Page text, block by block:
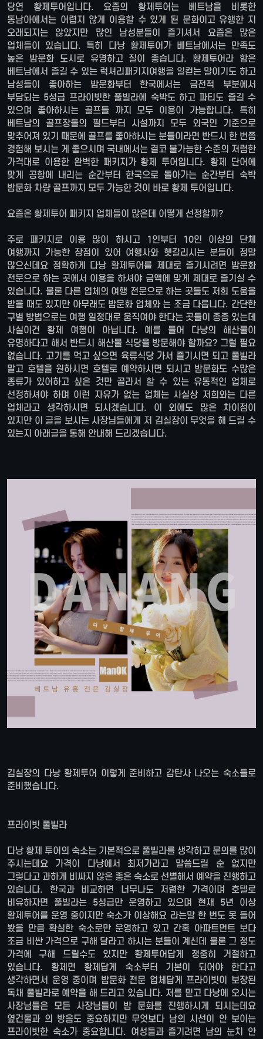
당연 황제투어입니다. 요즘의 황제투어는 베트남을 비롯한
동남아에서는 어렵지 않게 이용할 수 있게 된 문화이고 유행한 지
오래되지는 않았지만 많인 남성분들이 즐기셔서 요즘은 많은
업체들이 있습니다. 특히 다낭 황제투어가 베트남에서는 만족도
높은 밤문화 도시로 유명하고 질이 좋습니다. 황제투어라 함은
베트남에서 즐길 수 있는 럭셔리패키지여행을 일컫는 말이기도 하고
남성들이 좋아하는 밤문화부터 한국에서는 금전적 부분에서
부담되는 5성급 프라이빗한 풀빌라에 숙박도 하고 파티도 즐길 수
있으며 좋아하시는 골프들 까지 모두 이용이 가능합니다. 특히
베트남의 골프장들의 필드부터 시설까지 모두 외국인 기준으로
맞추어져 있기 때문에 골프를 좋아하시는 분들이라면 반드시 한 번쯤
경험해 보시는 게 좋으시며 국내에서는 결코 불가능한 수준의 저렴한
가격대로 이용한 완벽한 패키지가 황제 투어입니다. 황제 단어에
맞게 공항에 내리는 순간부터 한국으로 돌아가는 순간부터 숙박
밤문화 차량 골프까지 모두 가능한 것이 바로 황제 투어입니다.
요즘은 황제투어 패키지 업체들이 많은데 어떻게 선정할까?
주로 패키지로 이용 많이 하시고 1인부터 10인 이상의 단체
여행까지 가능한 장점이 있어 여행사와 헷갈리시는 분들이 정말
많으신데요 정확하게 다낭 황제투어를 제대로 즐기시려면 밤문화
전문으로 하는 곳에서 이용을 하셔야 금액에 맞게 제대로 즐기실 수
있습니다. 물론 다른 업체의 여행 전문으로 하는 곳들도 저희 도움을
받을 때도 있지만 아무래도 밤문화 업체와 는 조금 다릅니다. 간단한
구별 방법으로는 여행 일정대로 움직여야 한다는 곳들이 종종 있는데
사실이건 황제 여행이 아닙니다. 예를 들어 다낭의 해산물이
유명하다고 해서 반드시 해산물 식당을 방문해야 할까요? 그럴 필요
없습니다. 고기를 먹고 싶으면 육류식당 가서 즐기시면 되고 풀빌라
말고 호텔을 원하시면 호텔로 예약하시면 되시고 밤문화도 수많은
종류가 있어하고 싶은 것만 골라서 할 수 있는 유동적인 업체로
선정하셔야 하며 이런 자유가 없는 업체는 사실상 저희와는 다른
업체라고 생각하시면 되시겠습니다. 이 외에도 많은 차이점이
있지만 이 글을 보시는 사장님들에게 저 김실장이 무엇을 해 드릴 수
있는지 아래글을 통해 안내해 드리겠습니다.
김실장의 다낭 황제투어 이렇게 준비하고 감탄사 나오는 숙소들로
준비했습니다.
프라이빗 풀빌라
다낭 황제 투어의 숙소는 기본적으로 풀빌라를 생각하고 문의를 많이
주시는데요 가격이 다낭에서 최저가라고 말씀드릴 순 없지만
그렇다고 과하게 비싸지 않은 좋은 숙소로 선별해서 예약을 진행하고
있습니다. 한국과 비교하면 너무나도 저렴한 가격이며 호텔로
비유하자면 풀빌라는 5성급만 운영하고 있으며 현재 5년 이상
황제투어를 운영 중이지만 숙소가 이상해요 라는말 한 번도 못 들어
봤을 만큼 확실한 숙소로만 운영하고 있고 간혹 아파트먼트 보다
조금 비싼 가격으로 구해 달라고 하시는 분들이 계신데 물론 그 정도
가격에 구해 드릴수도 있지만 황제투어답게 정중히 거절하고
있습니다. 황제면 황제답게 숙소부터 기본이 되어야 한다고
생각하면서 운영 중이며 밤문화 전문 업체답게 프라이빗이 보장된
독채 풀빌라로 예약을 해 드리고 있습니다. 저를 믿고 다낭에 오시는
사장님들은 모든 사장님들이 밤 문화를 진행하시게 되시는데요
옆건물과 의 방음도 중요하지만 무엇보다 남의 시선이 안 보이는
프라이빗한 숙소가 중요합니다. 여성들과 즐기려면 남의 눈치 안